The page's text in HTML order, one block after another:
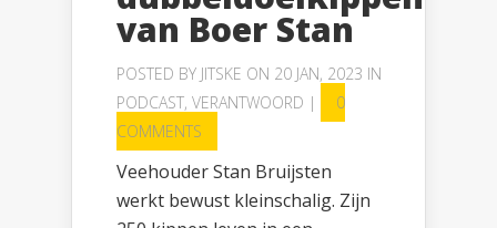
van Boer Stan
POSTED BY JITSKE ON 20 JAN, 2023 IN
PODCAST, VERANTWOORD |
0
COMMENTS
Veehouder Stan Bruijsten
werkt bewust kleinschalig. Zijn